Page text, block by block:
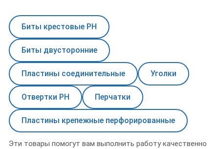
Биты крестовые PH
Биты двусторонние
Пластины соединительные Уголки
Отвертки PH Перчатки
Пластины крепежные перфорированные
Эти товары помогут вам выполнить работу качественно